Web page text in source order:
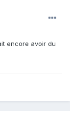
encore avoir du